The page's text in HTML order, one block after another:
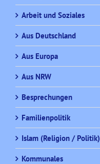
Arbeit und Soziales
Aus Deutschland
Aus Europa
Aus NRW
Besprechungen
Familienpolitik
Islam (Religion / Politik)
Kommunales